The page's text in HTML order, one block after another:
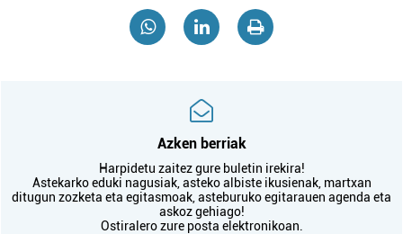
Azken berriak
Harpidetu zaitez gure buletin irekira!
Astekarko eduki nagusiak, asteko albiste ikusienak, martxan
ditugun zozketa eta egitasmoak, asteburuko egitarauen agenda eta
askoz gehiago!
Ostiralero zure posta elektronikoan.